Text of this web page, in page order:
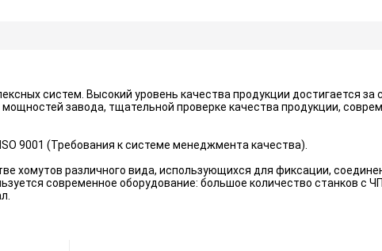
систем. Высокий уровень качества продукции достигается
завода, тщательной проверке качества продукции,
9001 (Требования к системе менеджмента качества).
хомутов различного вида, использующихся для фиксации,
современное оборудование: большое количество станков с